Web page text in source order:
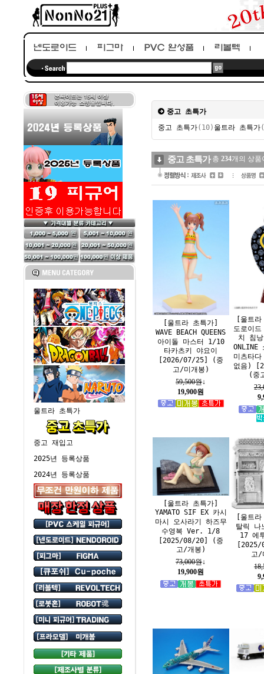
울트라 초특가
중고 재입고
2025년 등록상품
2024년 등록상품
중고 초특가
중고 초특가(10) 울트라 초특가
중고 초특가 총 234개의 상품
[울트라 초특가]
WAVE BEACH QUEENS
아이돌 마스터 1/10
타카츠키 야요이
[2026/07/25] (중
고/미개봉)
59,500원↓
19,900원
[울트
도로이
치 침
ONLINE
미츠타
없음)
(중
[울트라 초특가]
YAMATO SIF EX 카시
마시 오사라기 하즈무
수영복 Ver. 1/8
[2025/08/20] (중
고/개봉)
73,000원↓
19,900원
[울트
탈릭 나
17 에
고/